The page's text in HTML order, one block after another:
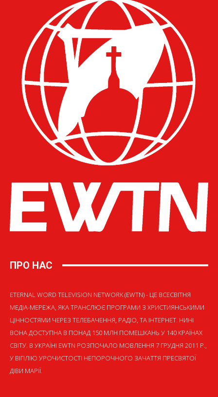
ПРО НАС
ETERNAL WORD TELEVISION NETWORK (EWTN) - ЦЕ ВСЕСВІТНЯ
МЕДІА-МЕРЕЖА, ЯКА ТРАНСЛЮЄ ПРОГРАМИ З ХРИСТИЯНСЬКИМИ
ЦІННОСТЯМИ ЧЕРЕЗ ТЕЛЕБАЧЕННЯ, РАДІО, ТА ІНТЕРНЕТ. НИНІ
ВОНА ДОСТУПНА В ПОНАД 150 МЛН ПОМЕШКАНЬ У 140 КРАЇНАХ
СВІТУ. В УКРАЇНІ EWTN РОЗПОЧАЛО МОВЛЕННЯ 7 ГРУДНЯ 2011 Р.,
У ВІГІЛІЮ УРОЧИСТОСТІ НЕПОРОЧНОГО ЗАЧАТТЯ ПРЕСВЯТОЇ
ДІВИ МАРІЇ.